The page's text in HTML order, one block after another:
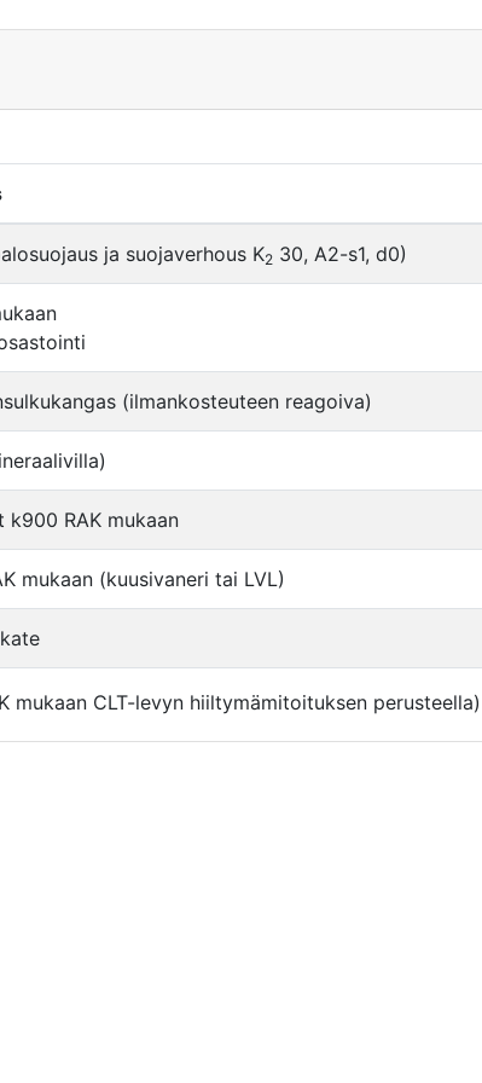
ja suojaverhous K2 30, A2-s1, d0)
(ilmankosteuteen reagoiva)
RAK mukaan
mukaan (kuusivaneri tai LVL)
mukaan CLT-levyn hiiltymämitoituksen perusteella)